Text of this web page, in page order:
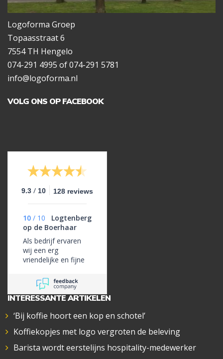
Logoforma Groep
Topaasstraat 6
7554 TH Hengelo
074-291 4995 of 074-291 5781
info@logoforma.nl
VOLG ONS OP FACEBOOK
9.3 / 10 128 reviews
10 / 10
Logtenberg
op de Boerhaar
Als bedrijf ervaren
wij een erg
vriendelijke en fijne
het gaat om
glaswerk.
INTERESSANTE ARTIKELEN
‘Bij koffie hoort een kop en schotel’
Koffiekopjes met logo vergroten de beleving
Barista wordt eerstelijns hospitality-medewerker